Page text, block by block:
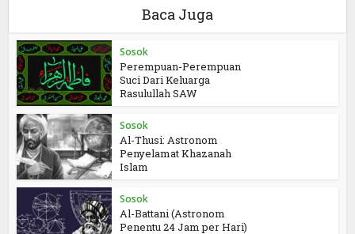
Baca Juga
Sosok
Perempuan-Perempuan
Suci Dari Keluarga
Rasulullah SAW
Sosok
Al-Thusi: Astronom
Penyelamat Khazanah
Islam
Sosok
Al-Battani (Astronom
Penentu 24 Jam per Hari)